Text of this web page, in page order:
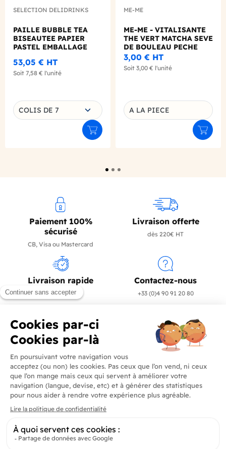
SELECTION DELIDRINKS
PAILLE BUBBLE TEA
BISEAUTEE PAPIER
PASTEL EMBALLAGE
MM X200
53,05 € HT
Soit 7,58 € l'unité
Choisissez une déclinaison
COLIS DE 7
Ajouter au panier
ME-ME
ME-ME - VITALISANTE
THE VERT MATCHA SEVE
DE BOULEAU PECHE
BLANCHE 330ML X1 BIO
3,00 € HT
Soit 3,00 € l'unité
Déclinaison du produit
A LA PIECE
Paiement 100%
sécurisé
CB, Visa ou Mastercard
Livraison offerte
dès 220€ HT
Livraison rapide
en 24/72h
Contactez-nous
+33 (0)4 90 91 20 80